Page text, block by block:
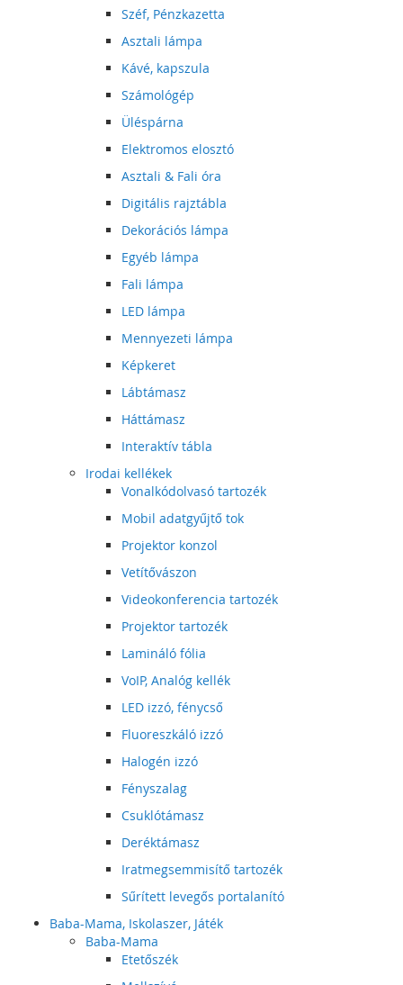
Széf, Pénzkazetta
Asztali lámpa
Kávé, kapszula
Számológép
Üléspárna
Elektromos elosztó
Asztali & Fali óra
Digitális rajztábla
Dekorációs lámpa
Egyéb lámpa
Fali lámpa
LED lámpa
Mennyezeti lámpa
Képkeret
Lábtámasz
Háttámasz
Interaktív tábla
Irodai kellékek
Vonalkódolvasó tartozék
Mobil adatgyűjtő tok
Projektor konzol
Vetítővászon
Videokonferencia tartozék
Projektor tartozék
Lamináló fólia
VoIP, Analóg kellék
LED izzó, fénycső
Fluoreszkáló izzó
Halogén izzó
Fényszalag
Csuklótámasz
Deréktámasz
Iratmegsemmisítő tartozék
Sűrített levegős portalanító
Baba-Mama, Iskolaszer, Játék
Baba-Mama
Etetőszék